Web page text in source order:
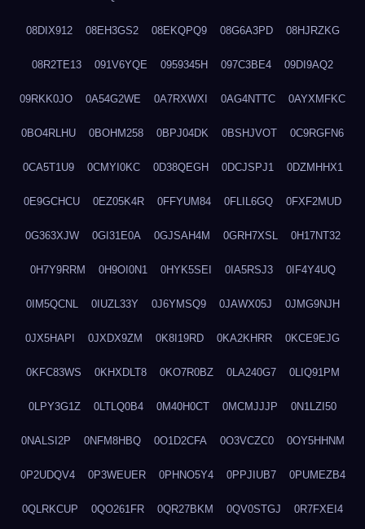
08DIX912 08EH3GS2 08EKQPQ9 08G6A3PD 08HJRZKG
08R2TE13 091V6YQE 0959345H 097C3BE4 09DI9AQ2
09RKK0JO 0A54G2WE 0A7RXWXI 0AG4NTTC 0AYXMFKC
0BO4RLHU 0BOHM258 0BPJ04DK 0BSHJVOT 0C9RGFN6
0CA5T1U9 0CMYI0KC 0D38QEGH 0DCJSPJ1 0DZMHHX1
0E9GCHCU 0EZ05K4R 0FFYUM84 0FLIL6GQ 0FXF2MUD
0G363XJW 0GI31E0A 0GJSAH4M 0GRH7XSL 0H17NT32
0H7Y9RRM 0H9OI0N1 0HYK5SEI 0IA5RSJ3 0IF4Y4UQ
0IM5QCNL 0IUZL33Y 0J6YMSQ9 0JAWX05J 0JMG9NJH
0JX5HAPI 0JXDX9ZM 0K8I19RD 0KA2KHRR 0KCE9EJG
0KFC83WS 0KHXDLT8 0KO7R0BZ 0LA240G7 0LIQ91PM
0LPY3G1Z 0LTLQ0B4 0M40H0CT 0MCMJJJP 0N1LZI50
0NALSI2P 0NFM8HBQ 0O1D2CFA 0O3VCZC0 0OY5HHNM
0P2UDQV4 0P3WEUER 0PHNO5Y4 0PPJIUB7 0PUMEZB4
0QLRKCUP 0QO261FR 0QR27BKM 0QV0STGJ 0R7FXEI4